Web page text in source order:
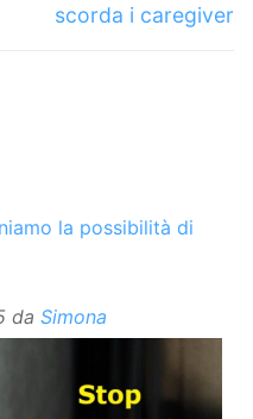
scorda i caregiver
la possibilità di
da Simona